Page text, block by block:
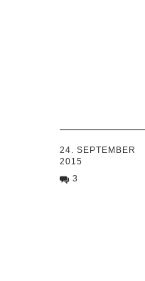
24. SEPTEMBER
2015
3